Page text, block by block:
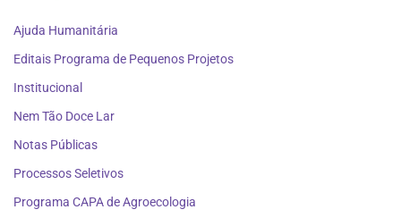
Ajuda Humanitária
Editais Programa de Pequenos Projetos
Institucional
Nem Tão Doce Lar
Notas Públicas
Processos Seletivos
Programa CAPA de Agroecologia